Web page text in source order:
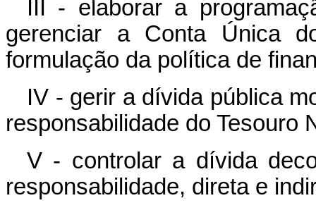
III - elaborar a
gerenciar a Conta Única
formulação da política de
IV - gerir a dívida pública
responsabilidade do Tesouro
V - controlar a dívida
responsabilidade, direta e